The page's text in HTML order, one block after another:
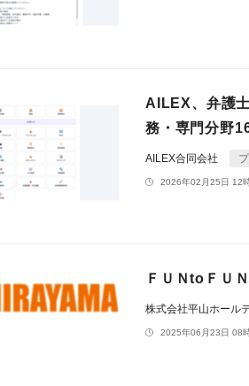
AILEX、弁護
務・専門分野
AILEX合同会社
2026年02月25日 12
ＦＵＮtoＦＵ
株式会社平山ホール
2025年06月23日 08